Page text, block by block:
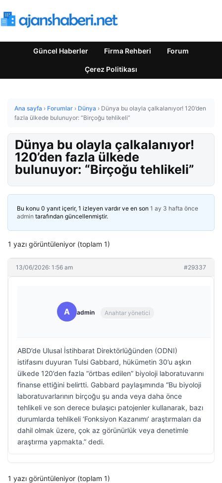
Güncel Haberler Firma Rehberi Forum
Çerez Politikası
Ana sayfa › Forumlar › Dünya › Dünya bu olayla çalkalanıyor! 120’den
fazla ülkede bulunuyor: “Birçoğu tehlikeli”
Dünya bu olayla çalkalanıyor!
120’den fazla ülkede
bulunuyor: “Birçoğu tehlikeli”
Bu konu 0 yanıt içerir, 1 izleyen vardır ve en son 1 ay 3 hafta önce
admin tarafından güncellenmiştir.
1 yazı görüntüleniyor (toplam 1)
13/06/2026: 1:56 am #29337
A admin Anahtar yönetici
ABD’de Ulusal İstihbarat Direktörlüğünden (ODNI)
istifasını duyuran Tulsi Gabbard, hükümetin 30’u aşkın
ülkede 120’den fazla “örtbas edilen” biyoloji laboratuvarını
finanse ettiğini belirtti. Gabbard paylaşımında “Bu biyoloji
laboratuvarlarının birçoğu şu anda veya daha önce
tehlikeli ve son derece bulaşıcı patojenler kullanarak, bazı
durumlarda tehlikeli ‘Fonksiyon Kazanımı’ araştırmaları da
dahil olmak üzere, çok az görünürlük veya denetimle
araştırma yapmakta.” dedi.
1 yazı görüntüleniyor (toplam 1)